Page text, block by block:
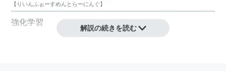
【 りいんふぉーすめんとらーにんぐ】
強化学習
解説の続きを読む